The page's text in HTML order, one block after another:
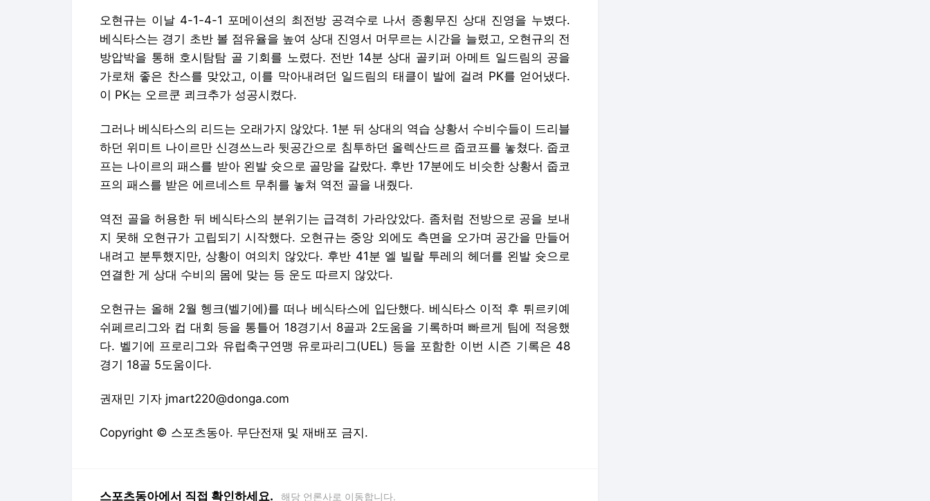
오현규는 이날 4-1-4-1 포메이션의 최전방 공격수로 나서 종횡무진 상대 진영을 누볐다.
베식타스는 경기 초반 볼 점유율을 높여 상대 진영서 머무르는 시간을 늘렸고, 오현규의 전
방압박을 통해 호시탐탐 골 기회를 노렸다. 전반 14분 상대 골키퍼 아메트 일드림의 공을
가로채 좋은 찬스를 맞았고, 이를 막아내려던 일드림의 태클이 발에 걸려 PK를 얻어냈다.
이 PK는 오르쿤 쾨크추가 성공시켰다.
그러나 베식타스의 리드는 오래가지 않았다. 1분 뒤 상대의 역습 상황서 수비수들이 드리블
하던 위미트 나이르만 신경쓰느라 뒷공간으로 침투하던 올렉산드르 줍코프를 놓쳤다. 줍코
프는 나이르의 패스를 받아 왼발 슛으로 골망을 갈랐다. 후반 17분에도 비슷한 상황서 줍코
프의 패스를 받은 에르네스트 무취를 놓쳐 역전 골을 내줬다.
역전 골을 허용한 뒤 베식타스의 분위기는 급격히 가라앉았다. 좀처럼 전방으로 공을 보내
지 못해 오현규가 고립되기 시작했다. 오현규는 중앙 외에도 측면을 오가며 공간을 만들어
내려고 분투했지만, 상황이 여의치 않았다. 후반 41분 엘 빌랄 투레의 헤더를 왼발 슛으로
연결한 게 상대 수비의 몸에 맞는 등 운도 따르지 않았다.
오현규는 올해 2월 헹크(벨기에)를 떠나 베식타스에 입단했다. 베식타스 이적 후 튀르키예
쉬페르리그와 컵 대회 등을 통틀어 18경기서 8골과 2도움을 기록하며 빠르게 팀에 적응했
다. 벨기에 프로리그와 유럽축구연맹 유로파리그(UEL) 등을 포함한 이번 시즌 기록은 48
경기 18골 5도움이다.
권재민 기자 jmart220@donga.com
Copyright © 스포츠동아. 무단전재 및 재배포 금지.
스포츠동아에서 직접 확인하세요. 해당 언론사로 이동합니다.